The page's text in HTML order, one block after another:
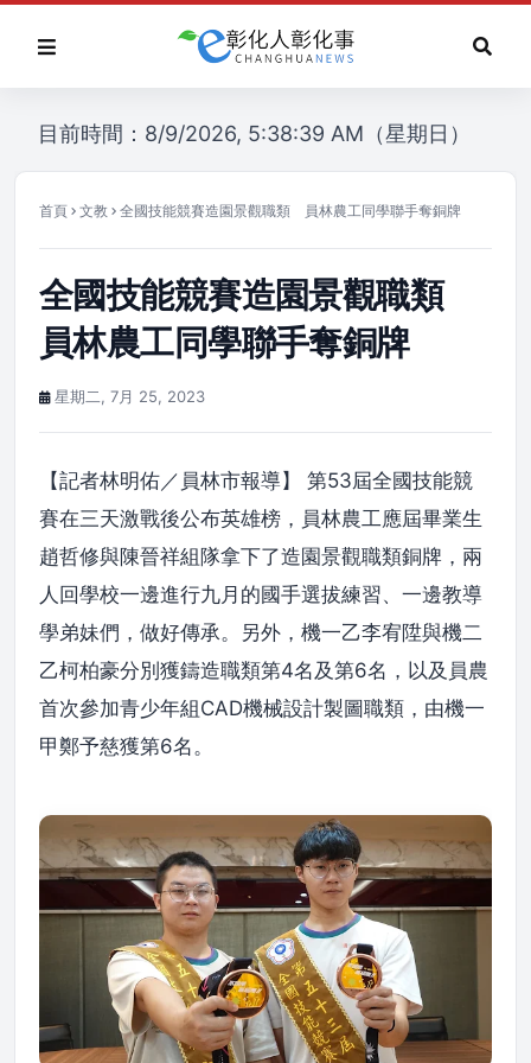
目前時間：8/9/2026, 5:38:39 AM（星期日）
首頁 文教 全國技能競賽造園景觀職類 員林農工同學聯手奪銅牌
全國技能競賽造園景觀職類
員林農工同學聯手奪銅牌
星期二, 7月 25, 2023
【記者林明佑／員林市報導】 第53屆全國技能競
賽在三天激戰後公布英雄榜，員林農工應屆畢業生
趙哲修與陳晉祥組隊拿下了造園景觀職類銅牌，兩
人回學校一邊進行九月的國手選拔練習、一邊教導
學弟妹們，做好傳承。另外，機一乙李宥陞與機二
乙柯柏豪分別獲鑄造職類第4名及第6名，以及員農
首次參加青少年組CAD機械設計製圖職類，由機一
甲鄭予慈獲第6名。